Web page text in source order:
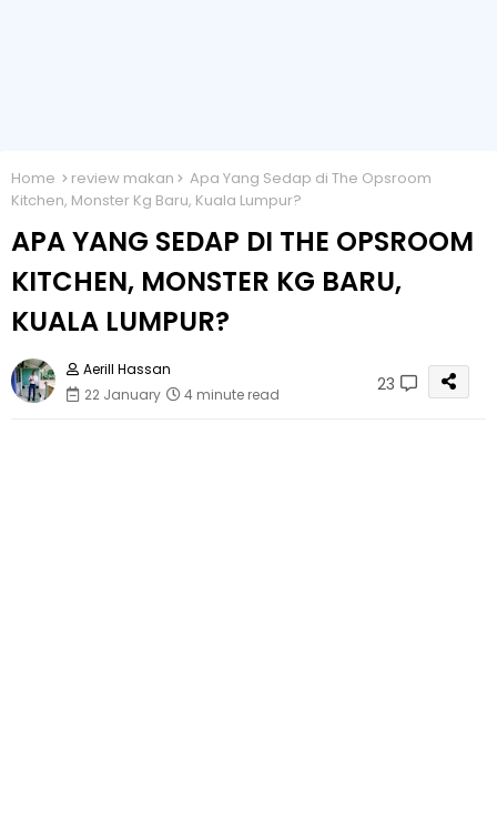
Home review makan
Apa Yang Sedap di The Opsroom
Kitchen, Monster Kg Baru, Kuala Lumpur?
APA YANG SEDAP DI THE OPSROOM
KITCHEN, MONSTER KG BARU,
KUALA LUMPUR?
Aerill Hassan
22 January
4 minute read 23